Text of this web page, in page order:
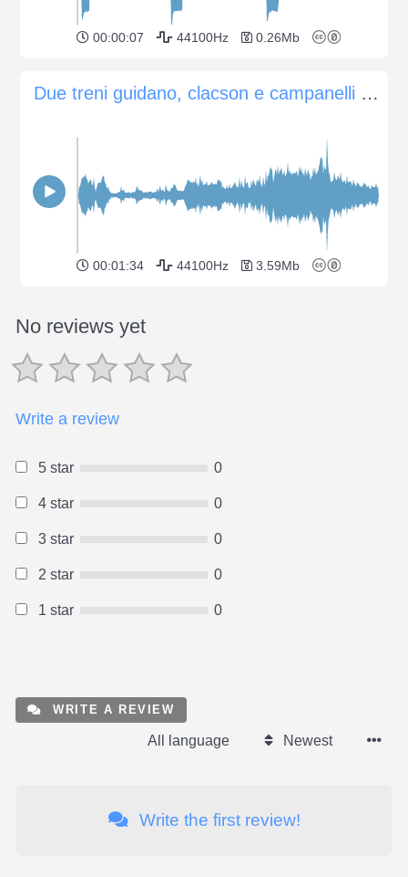
00:00:07 44100Hz 0.26Mb
Due treni guidano, clacson e campanelli suonanti
00:01:34 44100Hz 3.59Mb
No reviews yet
Write a review
5 star 0
4 star 0
3 star 0
2 star 0
1 star 0
WRITE A REVIEW
All language Newest
Write the first review!